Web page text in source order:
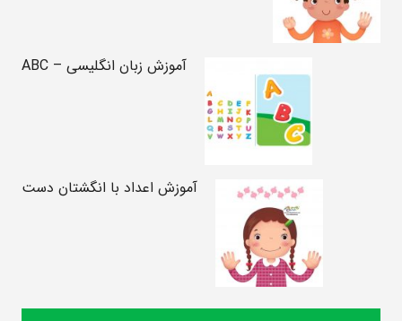
آموزش زبان انگلیسی – ABC
آموزش اعداد با انگشتان دست